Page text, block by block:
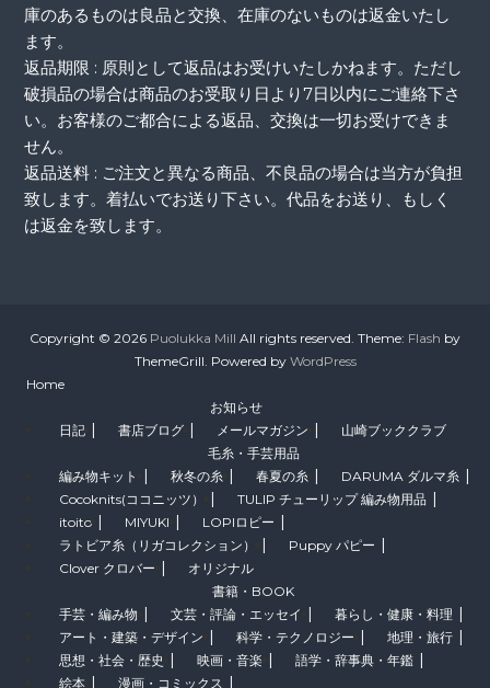
庫のあるものは良品と交換、在庫のないものは返金いたし
ます。
返品期限 : 原則として返品はお受けいたしかねます。ただし
破損品の場合は商品のお受取り日より7日以内にご連絡下さ
い。お客様のご都合による返品、交換は一切お受けできま
せん。
返品送料 : ご注文と異なる商品、不良品の場合は当方が負担
致します。着払いでお送り下さい。代品をお送り、もしく
は返金を致します。
Copyright © 2026 Puolukka Mill All rights reserved. Theme: Flash by
ThemeGrill. Powered by WordPress
Home
お知らせ
日記
書店ブログ メールマガジン
山崎ブッククラブ
毛糸・手芸用品
編み物キット
秋冬の糸 春夏の糸
DARUMA ダルマ糸
Cocoknits(ココニッツ）
TULIP チューリップ 編み物用品
itoito
MIYUKI
LOPIロピー
ラトビア糸（リガコレクション）
Puppy パピー
Clover クロバー
オリジナル
書籍・BOOK
手芸・編み物
文芸・評論・エッセイ
暮らし・健康・料理
アート・建築・デザイン
科学・テクノロジー
地理・旅行
思想・社会・歴史
映画・音楽
語学・辞事典・年鑑
絵本
漫画・コミックス